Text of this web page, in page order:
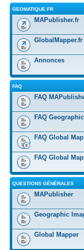
GEOMATIQUE.FR
MAPublisher.fr
GlobalMapper.fr
Annonces
FAQ
FAQ
FAQ
FAQ Global
FAQ Global
QUESTIONS GÉNÉRALES
MAPublisher
Geographic
Global Mapper